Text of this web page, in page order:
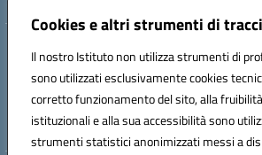
Cookies e altri strumenti di
Il nostro Istituto non utilizza strumenti di
sono utilizzati esclusivamente cookies
corretto funzionamento del sito, alla
istituzionali e alla sua accessibilità sono
strumenti statistici anonimizzati messi a
Indirizzo: VIA BRECCIAME, 46 - 81024
Mail: CEIC8AU001@istruzione.it - Pec:
Telefono: 0823408721
Meccanografico: CEIC8AU001
Codice fiscale: 93086080616